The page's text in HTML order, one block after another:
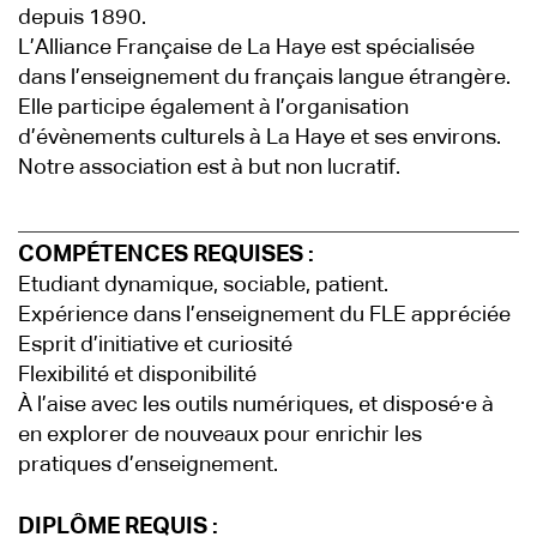
depuis 1890.
L’Alliance Française de La Haye est spécialisée
dans l’enseignement du français langue étrangère.
Elle participe également à l’organisation
d’évènements culturels à La Haye et ses environs.
Notre association est à but non lucratif.
COMPÉTENCES REQUISES :
Etudiant dynamique, sociable, patient.
Expérience dans l’enseignement du FLE appréciée
Esprit d’initiative et curiosité
Flexibilité et disponibilité
À l’aise avec les outils numériques, et disposé·e à
en explorer de nouveaux pour enrichir les
pratiques d’enseignement.
DIPLÔME REQUIS :